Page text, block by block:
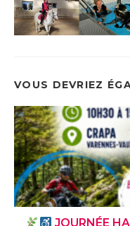
VOUS DEVRIEZ
JOURNÉE